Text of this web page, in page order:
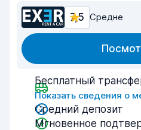
7,5 Средне
Бесплатный
Показать сведения о
Средний депозит
Мгновенное